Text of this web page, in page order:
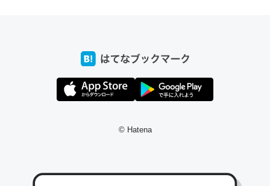
たいなのでネット環境作ったけどAlexaしか使わないので
© Hatena